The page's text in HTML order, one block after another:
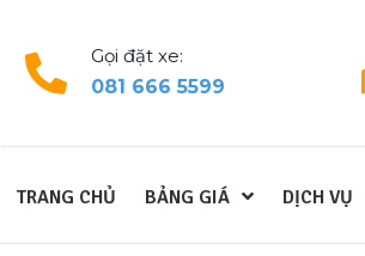
Gọi đặt xe:
081 666 5599
TRANG CHỦ BẢNG GIÁ DỊCH VỤ